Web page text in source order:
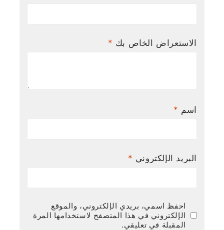
الاستعراض الخاص بك *
اسم *
البريد الإلكتروني *
احفظ اسمي، بريدي الإلكتروني، والموقع
الإلكتروني في هذا المتصفح لاستخدامها المرة
المقبلة في تعليقي.